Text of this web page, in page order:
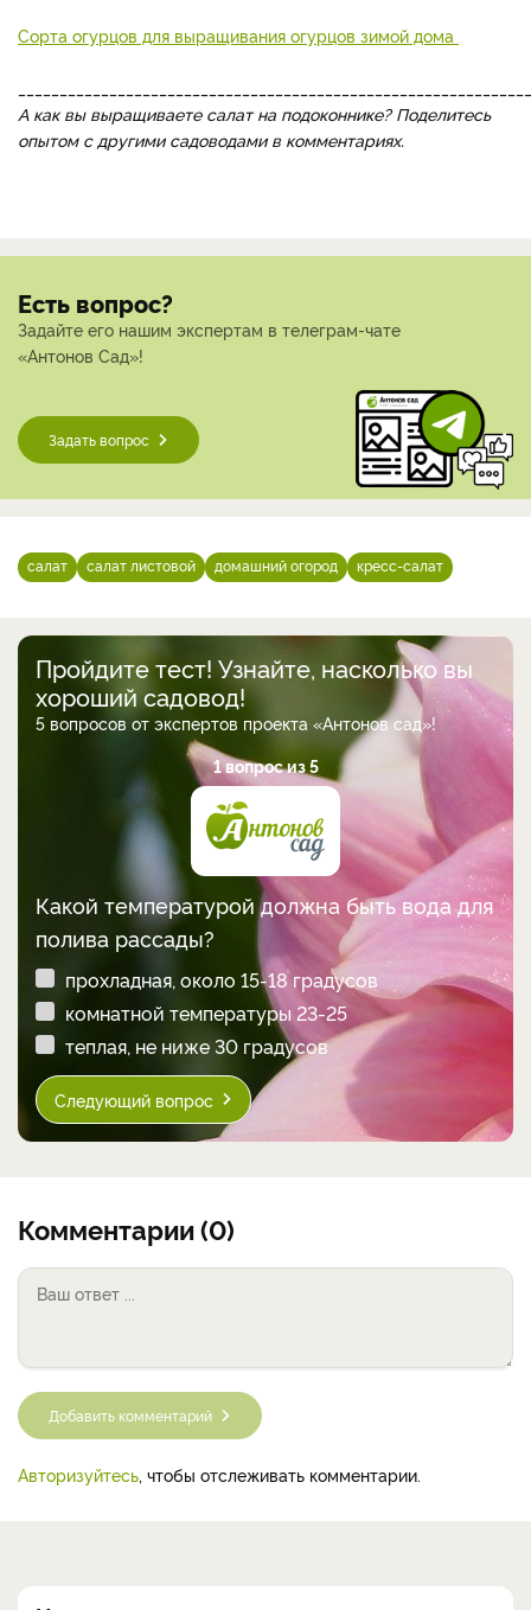
Сорта огурцов для выращивания огурцов зимой дома
А как вы выращиваете салат на подоконнике? Поделитесь
опытом с другими садоводами в комментариях.
Есть вопрос?
Задайте его нашим экспертам в телеграм-чате
«Антонов Сад»!
Задать вопрос
салат салат листовой домашний огород кресс-салат
Пройдите тест! Узнайте, насколько вы
хороший садовод!
5 вопросов от экспертов проекта «Антонов сад»!
1 вопрос из 5
Какой температурой должна быть вода для
полива рассады?
прохладная, около 15-18 градусов
комнатной температуры 23-25
теплая, не ниже 30 градусов
Следующий вопрос
Комментарии (0)
Добавить комментарий
Авторизуйтесь, чтобы отслеживать комментарии.